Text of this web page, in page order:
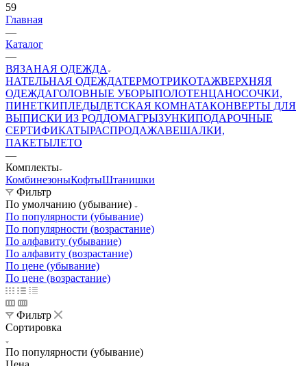
59
Главная
—
Каталог
—
ВЯЗАНАЯ ОДЕЖДА
НАТЕЛЬНАЯ ОДЕЖДАТЕРМОТРИКОТАЖВЕРХНЯЯ
ОДЕЖДАГОЛОВНЫЕ УБОРЫПОЛОТЕНЦАНОСОЧКИ,
ПИНЕТКИПЛЕДЫДЕТСКАЯ КОМНАТАКОНВЕРТЫ ДЛЯ
ВЫПИСКИ ИЗ РОДДОМАГРЫЗУНКИПОДАРОЧНЫЕ
СЕРТИФИКАТЫРАСПРОДАЖАВЕШАЛКИ,
ПАКЕТЫЛЕТО
—
Комплекты
КомбинезоныКофтыШтанишки
Фильтр
По умолчанию (убывание)
По популярности (убывание)
По популярности (возрастание)
По алфавиту (убывание)
По алфавиту (возрастание)
По цене (убывание)
По цене (возрастание)
Фильтр
Сортировка
По популярности (убывание)